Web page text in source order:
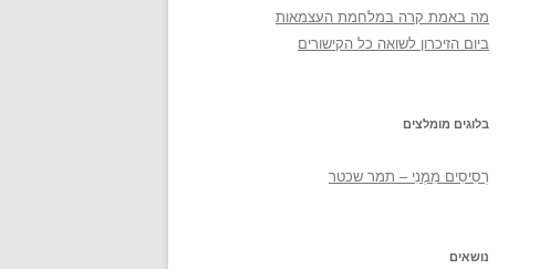
מה באמת קרה במלחמת העצמאות
ביום הזיכרון לשואה כל הקישורים
בלוגים מומלצים
רְסִיסִים מִמֶנִי – תמר שכטר
נושאים